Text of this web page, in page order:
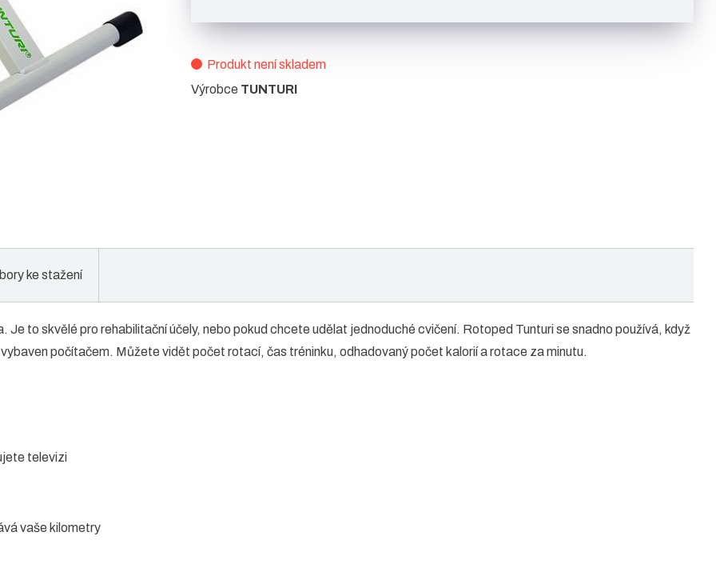
Produkt není skladem
Výrobce TUNTURI
ke stažení
Je to skvělé pro rehabilitační účely, nebo pokud chcete udělat jednoduché cvičení. Rotoped Tunturi se snadno používá, když
počítačem. Můžete vidět počet rotací, čas tréninku, odhadovaný počet kalorií a rotace za minutu.
televizi
vaše kilometry